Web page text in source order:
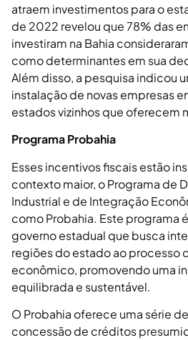
atraem investimentos para o
de 2022 revelou que 78% das
investiram na Bahia
como determinantes em sua
Além disso, a pesquisa indicou
instalação de novas empresas
estados vizinhos que oferecem
Programa Probahia
Esses incentivos fiscais estão
contexto maior, o Programa de
Industrial e de Integração
como Probahia. Este programa
governo estadual que busca
regiões do estado ao processo
econômico, promovendo uma
equilibrada e sustentável.
O Probahia oferece uma série
concessão de créditos